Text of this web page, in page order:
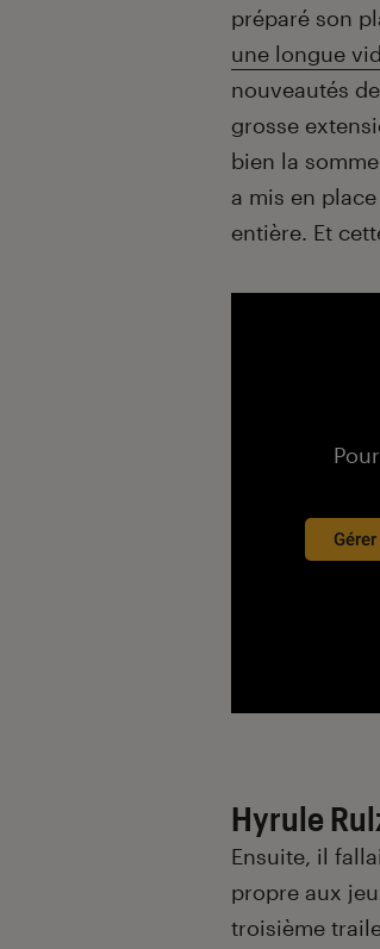
préparé son
une longue
nouveautés
grosse
bien la
a mis en
entière. Et
Hyrule
Ensuite, il
propre aux
troisième